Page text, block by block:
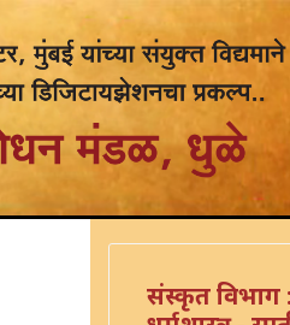
संस्कृत विभाग :